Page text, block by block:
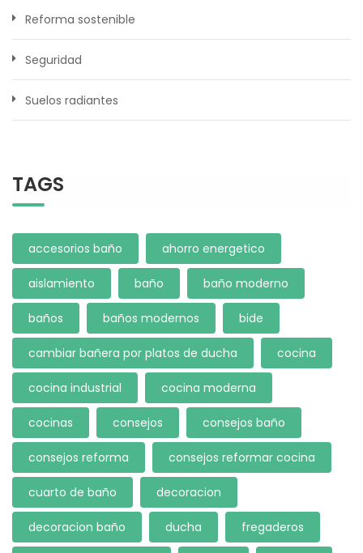
Reforma sostenible
Seguridad
Suelos radiantes
TAGS
accesorios baño ahorro energetico
aislamiento baño baño moderno
baños baños modernos bide
cambiar bañera por platos de ducha cocina
cocina industrial cocina moderna
cocinas consejos consejos baño
consejos reforma consejos reformar cocina
cuarto de baño decoracion
decoracion baño ducha fregaderos